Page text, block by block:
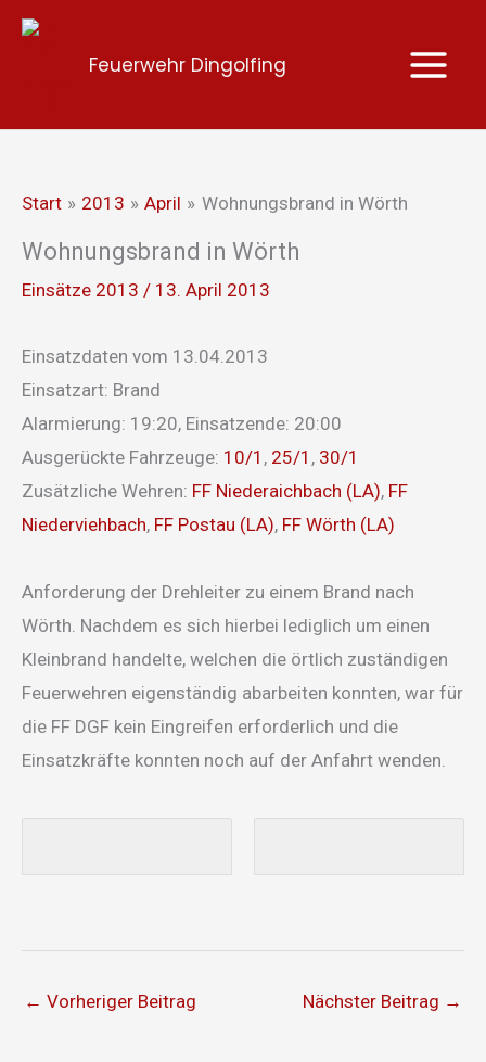
Zum
Feuerwehr Dingolfing
Start 2013 April Wohnungsbrand in Wörth
Wohnungsbrand in Wörth
Einsätze 2013 / 13. April 2013
Einsatzdaten vom 13.04.2013
Einsatzart: Brand
Alarmierung: 19:20, Einsatzende: 20:00
Ausgerückte Fahrzeuge: 10/1 , 25/1 , 30/1
Zusätzliche Wehren: FF Niederaichbach (LA), FF
Niederviehbach, FF Postau (LA), FF Wörth (LA)
Anforderung der Drehleiter zu einem Brand nach
Wörth. Nachdem es sich hierbei lediglich um einen
Kleinbrand handelte, welchen die örtlich zuständigen
Feuerwehren eigenständig abarbeiten konnten, war für
die FF DGF kein Eingreifen erforderlich und die
Einsatzkräfte konnten noch auf der Anfahrt wenden.
← Vorheriger Beitrag Nächster Beitrag →